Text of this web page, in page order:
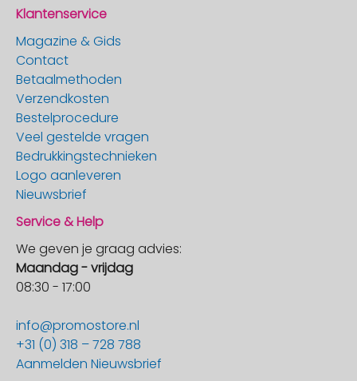
Klantenservice
Magazine & Gids
Contact
Betaalmethoden
Verzendkosten
Bestelprocedure
Veel gestelde vragen
Bedrukkingstechnieken
Logo aanleveren
Nieuwsbrief
Service & Help
We geven je graag advies:
Maandag - vrijdag
08:30 - 17:00
info@promostore.nl
+31 (0) 318 – 728 788
Aanmelden Nieuwsbrief